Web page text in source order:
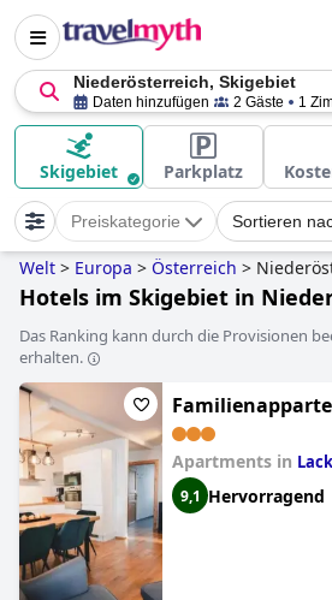
Niederösterreich, Skigebiet
Daten hinzufügen 2 Gäste 1
Skigebiet Parkplatz
Preiskategorie Sortieren
Welt > Europa > Österreich >
Hotels im Skigebiet in
Das Ranking kann durch die Provisionen
erhalten.
Apartments in
9,1 Hervorragend